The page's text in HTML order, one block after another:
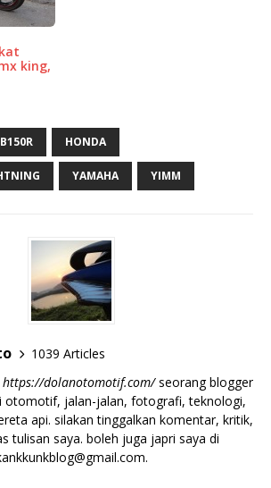
king,
HONDA
YAMAHA YIMM
1039 Articles
https://dolanotomotif.com/seorang blogger
otomotif, jalan-jalan, fotografi, teknologi,
api. silakan tinggalkan komentar, kritik,
tulisan saya. boleh juga japri saya di
.